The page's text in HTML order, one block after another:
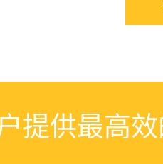
提供最高效